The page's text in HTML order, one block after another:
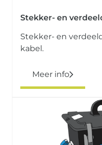
Stekker- en
Stekker- en
kabel.
Meer info